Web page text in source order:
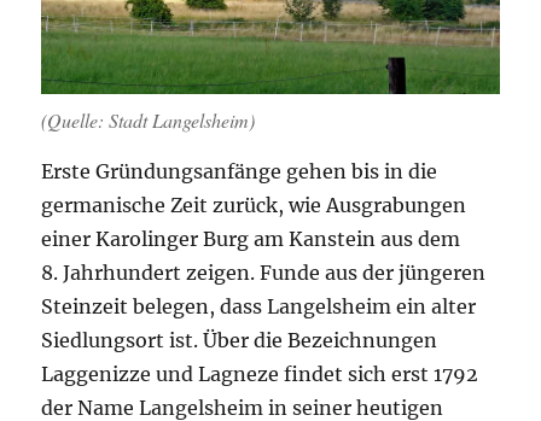
(Quelle: Stadt Langelsheim)
Erste Gründungsanfänge gehen bis in die
germanische Zeit zurück, wie Ausgrabungen
einer Karolinger Burg am Kanstein aus dem
8. Jahrhundert zeigen. Funde aus der jüngeren
Steinzeit belegen, dass Langelsheim ein alter
Siedlungsort ist. Über die Bezeichnungen
Laggenizze und Lagneze findet sich erst 1792
der Name Langelsheim in seiner heutigen